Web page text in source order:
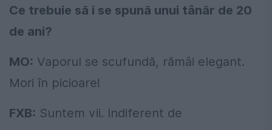
Ce trebuie să i se spună unui tânăr de 20
de ani?
MO: Vaporul se scufundă, rămâi elegant.
Mori în picioare!
FXB: Suntem vii. Indiferent de